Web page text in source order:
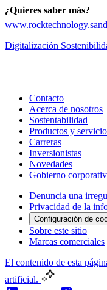
¿Quieres saber más?
Digitalización
Contacto
Acerca de nosotros
Sostentabilidad
Productos y
Carreras
Inversionistas
Novedades
Gobierno
Denuncia una
Privacidad de la
Configuración de
Sobre este sitio
Marcas comerciales
El contenido de esta
artificial.